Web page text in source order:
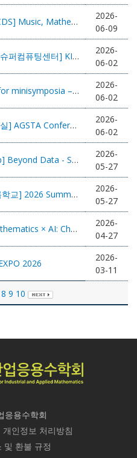
[KIAS, MINDS, ChosunCDS] Music, Mathematics & Language 2026 개최안내
2026-
06-09
[MathWorks, KISTI 국가슈퍼컴퓨팅센터] KISTI 슈퍼컴퓨터 기반 MATLAB 병렬 컴퓨팅과 AI 가속화 온라인 워크샵
2026-
06-02
[ICOSAHOM 2027] call for minisymposia – ICOSAHOM 2027, July 5-9, 2027, Politecnico di Milano (deadli
2026-
06-02
[DGIST-부산대 기초연구실] AGSTA Conference on Tensors and Related Topics
2026-
06-02
[A3 Foresight Workshop] Beyond Data - Synergy between Mathematics and AI 개최안내
2026-
05-27
[조합론 및 알고리듬 여름학교] 2026 Summer School on Combinatorics and Algorithms 참가 안내 (August 10-14)
2026-
05-27
[KIAS, KMS, KSIAM] Mathematics × AI: Challenges and Opportunities 개최 안내 (6.29.~7.3., 고등과학원)
2026-
04-27
2026
2026-
03-11
8 9 10
응용수학회
개인정보 처리방침
및 환불 규정